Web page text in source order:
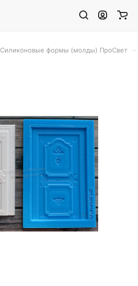
Силиконовые формы (молды) ПроСвет